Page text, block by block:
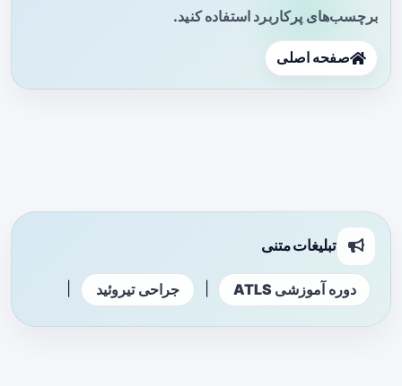
برچسب‌های پرکاربرد استفاده کنید.
صفحه اصلی
تبلیغات متنی
دوره آموزشی ATLS جراحی تیروئید